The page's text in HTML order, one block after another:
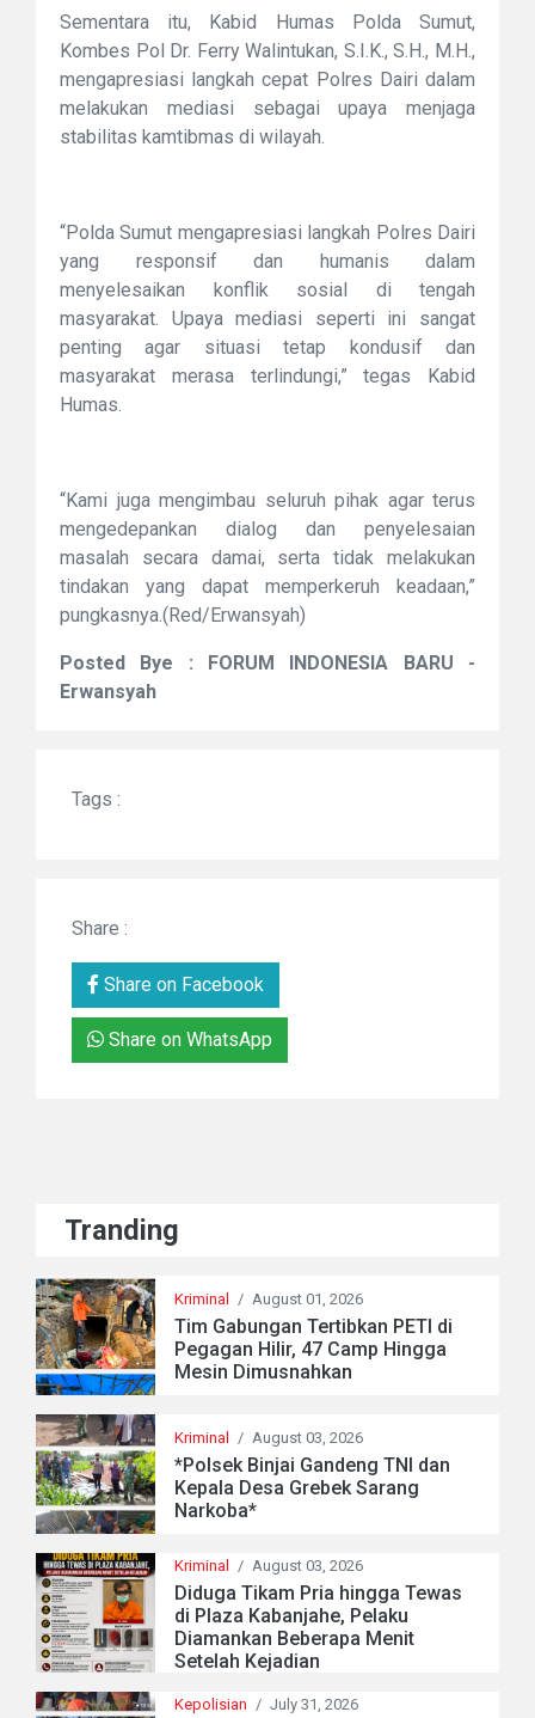
Sementara itu, Kabid Humas Polda Sumut,
Kombes Pol Dr. Ferry Walintukan, S.I.K., S.H., M.H.,
mengapresiasi langkah cepat Polres Dairi dalam
melakukan mediasi sebagai upaya menjaga
stabilitas kamtibmas di wilayah.
“Polda Sumut mengapresiasi langkah Polres Dairi
yang responsif dan humanis dalam
menyelesaikan konflik sosial di tengah
masyarakat. Upaya mediasi seperti ini sangat
penting agar situasi tetap kondusif dan
masyarakat merasa terlindungi,” tegas Kabid
Humas.
“Kami juga mengimbau seluruh pihak agar terus
mengedepankan dialog dan penyelesaian
masalah secara damai, serta tidak melakukan
tindakan yang dapat memperkeruh keadaan,”
pungkasnya.(Red/Erwansyah)
Posted Bye : FORUM INDONESIA BARU -
Erwansyah
Tags :
Share :
Share on Facebook
Share on WhatsApp
Tranding
Kriminal / August 01, 2026
Tim Gabungan Tertibkan PETI di
Pegagan Hilir, 47 Camp Hingga
Mesin Dimusnahkan
Kriminal / August 03, 2026
*Polsek Binjai Gandeng TNI dan
Kepala Desa Grebek Sarang
Narkoba*
Kriminal / August 03, 2026
Diduga Tikam Pria hingga Tewas
di Plaza Kabanjahe, Pelaku
Diamankan Beberapa Menit
Setelah Kejadian
Kepolisian / July 31, 2026